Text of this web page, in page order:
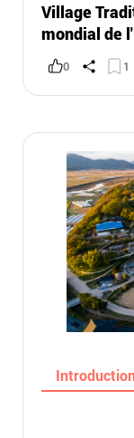
Village
mondial de
0 1